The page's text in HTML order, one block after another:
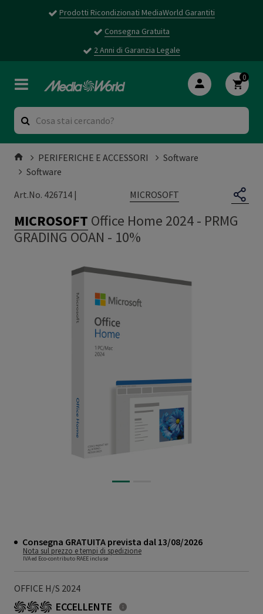
Prodotti Ricondizionati MediaWorld Garantiti
Consegna Gratuita
2 Anni di Garanzia Legale
0
PERIFERICHE E ACCESSORI
Software
Software
Art.No. 426714 |
MICROSOFT
MICROSOFT Office Home 2024- PRMG
GRADING OOAN - 10%
Consegna GRATUITA prevista dal 13/08/2026
Nota sul prezzo e tempi di spedizione
IVA ed Eco-contributo RAEE incluse
OFFICE H/S 2024
ECCELLENTE